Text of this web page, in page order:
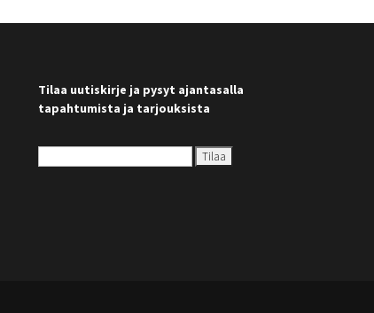
Tilaa uutiskirje ja pysyt ajantasalla
tapahtumista ja tarjouksista